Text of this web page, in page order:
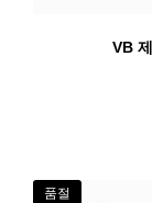
VB
품절